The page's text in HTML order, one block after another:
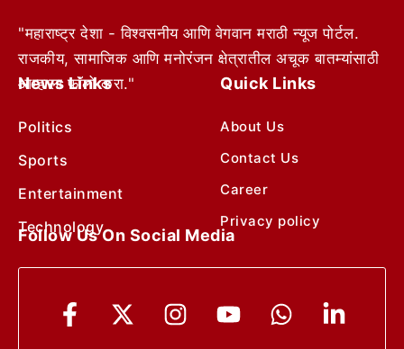
"महाराष्ट्र देशा - विश्वसनीय आणि वेगवान मराठी न्यूज पोर्टल.
राजकीय, सामाजिक आणि मनोरंजन क्षेत्रातील अचूक बातम्यांसाठी
आम्हाला फॉलो करा."
News Links
Politics
Sports
Entertainment
Technology
Quick Links
About Us
Contact Us
Career
Privacy policy
Follow Us On Social Media